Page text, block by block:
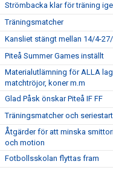
Strömbacka klar för träning
Träningsmatcher
Kansliet stängt mellan 14/4-
Piteå Summer Games inställt
Materialutlämning för ALLA
matchtröjor, koner m.m
Glad Påsk önskar Piteå IF FF
Träningsmatcher och seriestart
Åtgärder för att minska
och motion
Fotbollsskolan flyttas fram